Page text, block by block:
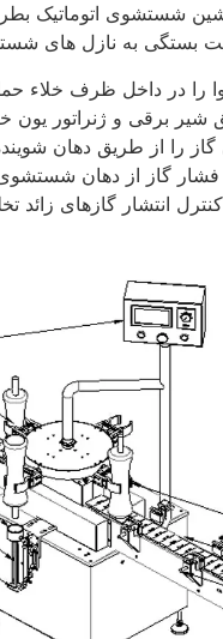
شستشوی اتوماتیک
بستگی به نازل های
را در داخل ظرف خلاء
شیر برقی و ژنراتور
گاز را از طریق دهان
فشار گاز از دهان
انتشار گازهای زائد